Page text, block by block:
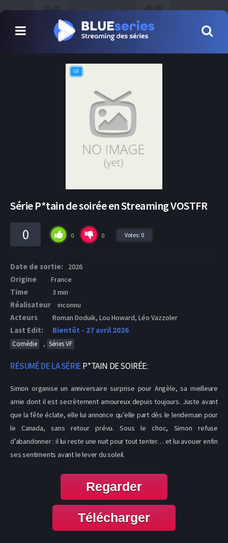
VF
Série P*tain de soirée en Streaming VOSTFR
0 0 0 Votes: 0
Date de sortie: 2026
Origine France
Time 3 min
Réalisateur inconnu
Acteurs Roman Doduik, Lou Howard, Léo Vazzoler
Last Edit: Bientôt - 27 avril 2026
Comédie , Séries VF
RÉSUMÉ DE LA SÉRIEP*TAIN DE SOIRÉE:
Simon organise un anniversaire surprise pour Angèle, sa meilleure
amie dont il est secrètement amoureux depuis toujours. Juste avant
que la fête éclate, elle lui annonce qu’elle part dès le lendemain pour
le Canada, sans retour prévu. Sous le choc, Simon refuse
d’abandonner : il lui reste une nuit pour tout tenter… et lui avouer enfin
ses sentiments avant le lever du soleil.
Regarder
Télécharger